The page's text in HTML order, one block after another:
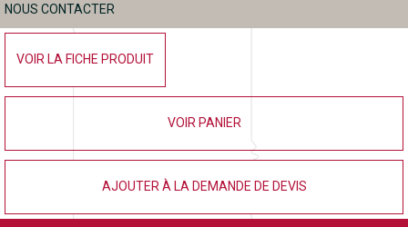
NOUS CONTACTER
VOIR LA FICHE PRODUIT
VOIR PANIER
AJOUTER À LA DEMANDE DE DEVIS